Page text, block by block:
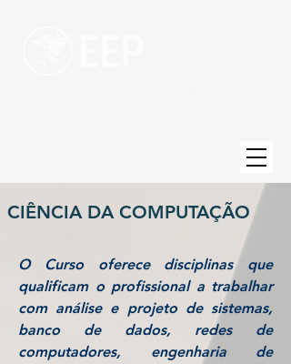
CIÊNCIA DA COMPUTAÇÃO
O Curso oferece disciplinas que
qualificam o profissional a trabalhar
com análise e projeto de sistemas,
banco de dados, redes de
computadores, engenharia de